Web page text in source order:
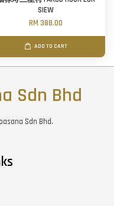
SIEW
RM 388.00
ADD TO CART
Sdn Bhd
Sdn Bhd.